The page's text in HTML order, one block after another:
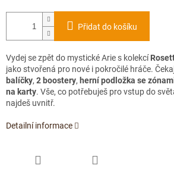
Přidat do košíku
Vydej se zpět do mystické Arie s kolekcí
jako stvořená pro nové i pokročilé hráče.
balíčky, 2 boostery, herní podložka se
na karty. Vše, co potřebuješ pro vstup do
najdeš uvnitř.
Detailní informace